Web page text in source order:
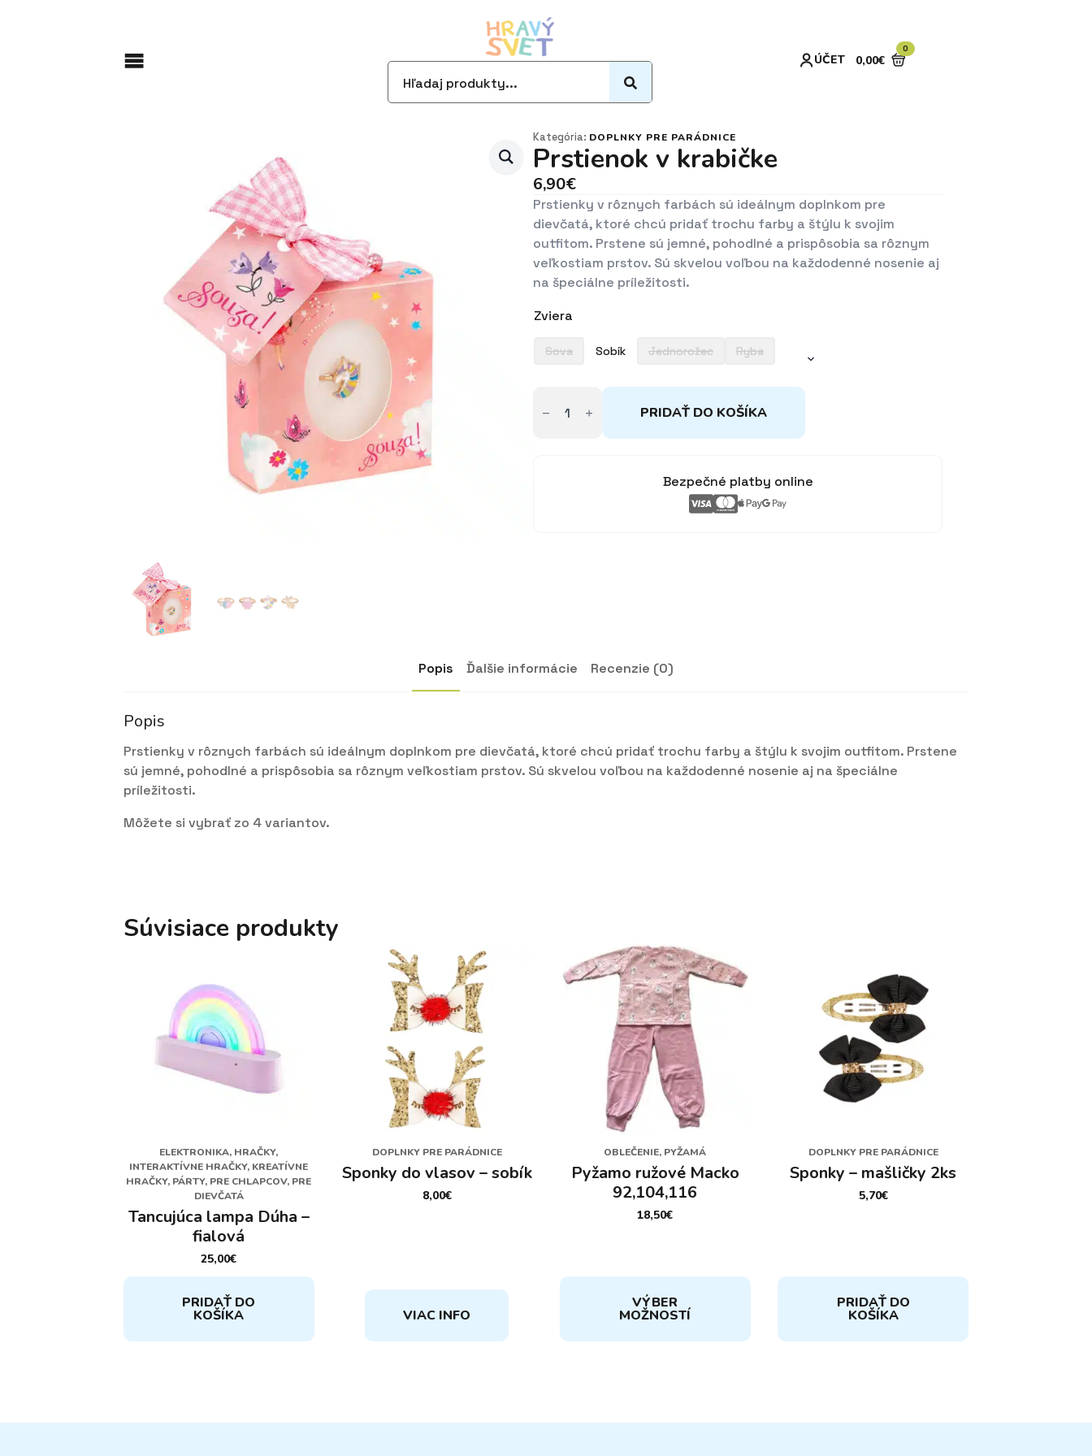
ÚČET 0,00€
0
Kategória: DOPLNKY PRE PARÁDNICE
Prstienok v krabičke
6,90€
Prstienky v rôznych farbách sú ideálnym doplnkom pre
dievčatá, ktoré chcú pridať trochu farby a štýlu k svojim
outfitom. Prstene sú jemné, pohodlné a prispôsobia sa rôznym
veľkostiam prstov. Sú skvelou voľbou na každodenné nosenie aj
na špeciálne príležitosti.
Zviera
Sova Sobík Jednorožec Ryba
Prstienok PRIDAŤ DO KOŠÍKA
Bezpečné platby online
Popis Ďalšie informácie Recenzie (0)
Popis
Prstienky v rôznych farbách sú ideálnym doplnkom pre dievčatá, ktoré chcú pridať trochu farby a štýlu k svojim outfitom. Prstene
sú jemné, pohodlné a prispôsobia sa rôznym veľkostiam prstov. Sú skvelou voľbou na každodenné nosenie aj na špeciálne
príležitosti.
Môžete si vybrať zo 4 variantov.
Súvisiace produkty
ELEKTRONIKA, HRAČKY,
INTERAKTÍVNE HRAČKY, KREATÍVNE
HRAČKY, PÁRTY, PRE CHLAPCOV, PRE
DIEVČATÁ
Tancujúca lampa Dúha –
fialová
25,00€
PRIDAŤ DO
KOŠÍKA
DOPLNKY PRE PARÁDNICE
Sponky do vlasov – sobík
8,00€
VIAC INFO
OBLEČENIE, PYŽAMÁ
Pyžamo ružové Macko
92,104,116
18,50€
VÝBER
MOŽNOSTÍ
Tento
viacero
môžete
DOPLNKY PRE PARÁDNICE
Sponky – mašličky 2ks
5,70€
PRIDAŤ DO
KOŠÍKA